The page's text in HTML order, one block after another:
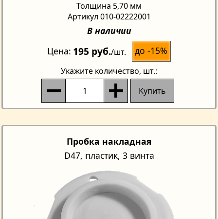
Толщина 5,70 мм
Артикул 010-02222001
В наличии
Цена 195 руб./шт. до -15%
Укажите количество, шт.:
Купить
Пробка накладная
D47, пластик, 3 винта